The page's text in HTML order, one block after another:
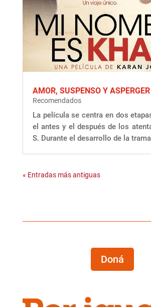
AMOR, SUSPENSO Y ASPERGER
Recomendados
La película se centra en dos
el antes y el después de los
S. Durante el desarrollo de la
« Entradas más antiguas
Doná